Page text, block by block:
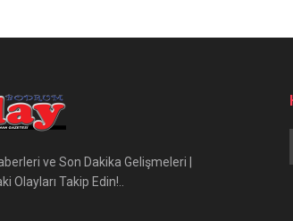
ve Son Dakika Gelişmeleri |
Olayları Takip Edin!..